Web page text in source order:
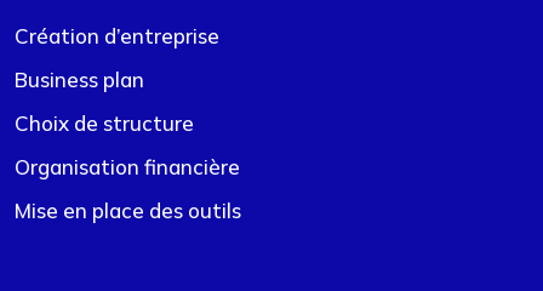
Création d’entreprise
Business plan
Choix de structure
Organisation financière
Mise en place des outils